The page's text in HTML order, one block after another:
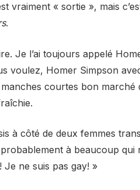
vraiment « sortie », mais
.
Je l’ai toujours appelé
voulez, Homer Simpson
courtes bon marché
à côté de deux femmes
à beaucoup qui
Je ne suis pas gay! »